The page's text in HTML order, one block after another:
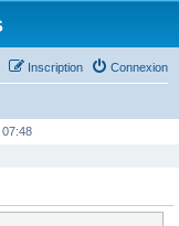
Connexion
Inscription